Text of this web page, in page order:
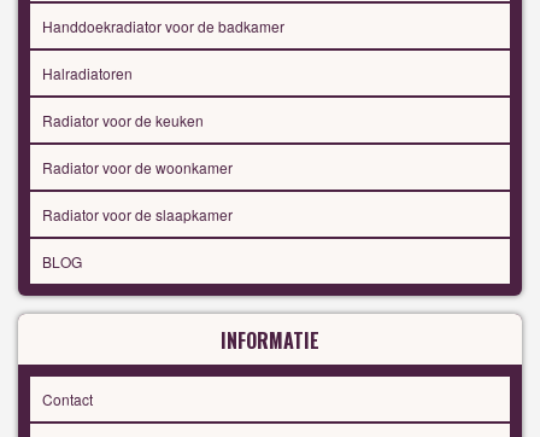
Handdoekradiator voor de badkamer
Halradiatoren
Radiator voor de keuken
Radiator voor de woonkamer
Radiator voor de slaapkamer
BLOG
INFORMATIE
Contact